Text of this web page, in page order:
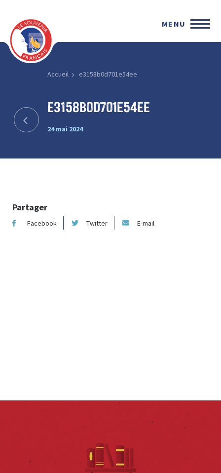
MENU
Accueil e3158b0d701e54ee
e3158b0d701e54ee
24 mai 2024
Partager
Facebook Twitter E-mail